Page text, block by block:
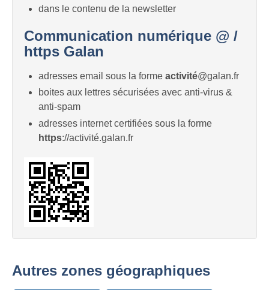
dans le contenu de la newsletter
Communication numérique @ /
https Galan
adresses email sous la forme activité@galan.fr
boites aux lettres sécurisées avec anti-virus &
anti-spam
adresses internet certifiées sous la forme
https://activité.galan.fr
Autres zones géographiques